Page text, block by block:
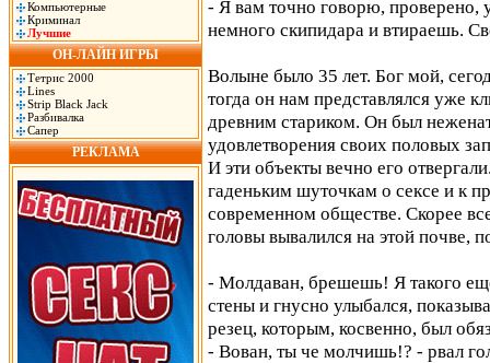
Компьютерные
Криминал
Лучшие
ОН-ЛАЙН ИГРЫ
Тетрис 2000
Lines
Strip Black Jack
Разбивалка
Сапер
РЕКЛАМА
- Я вам точно говорю, проверено,
немного скипидара и втираешь.
Волыне было 35 лет. Бог мой,
тогда он нам представлялся уже
древним стариком. Он был
удовлетворения своих половых
И эти объекты вечно его
гаденьким шуточкам о сексе и к
современном обществе. Скорее
головы вывалился на этой почве,
- Молдаван, брешешь! Я такого
стены и гнусно улыбался,
резец, которым, косвенно, был
- Вован, ты че молчишь!? - рвал